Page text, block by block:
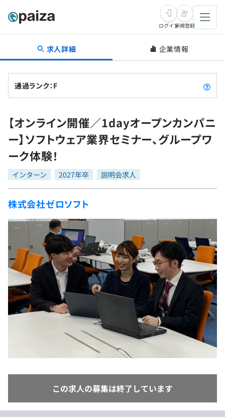
転職・キャリア
転職成功ガイド
転職エージェント
インタビュー
転職成功ガイド
新卒就活
求人検索
本選考
インターン
新卒エージェント
イベント・セミナー
インタビュー
就活成功ガイド
学習
問題集
4択課題
ナレッジ
リファレンス
プラン
個人向けプラン
学校向けプラン
プログラミング言語
評価結果一覧
再チャレンジ結果一覧
ゲーム・マンガ
Tech Team Journal
paiza times
note
paizaとは？
ログイン新規登録
求人詳細 企業情報
通過ランク：F
【オンライン開催／1dayオープンカンパニ
ー】ソフトウェア業界セミナー、グループワ
ーク体験！
インターン 2027年卒 説明会求人
株式会社ゼロソフト
この求人の募集は終了しています